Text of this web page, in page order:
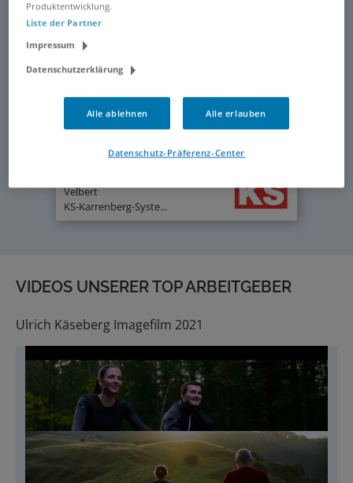
zusammengefasst. Entdecken Sie die Angebote!
Pflegefachkraft (m/w/d) in Teilzeit - Wir
suchen Dich!
Remscheid
Pflege Plus
Technischer Zeichner (m/w/d)
Velbert
KS-Karrenberg-Syste...
VIDEOS UNSERER TOP ARBEITGEBER
Ulrich Käseberg Imagefilm 2021
Produktentwicklung.
Liste der Partner
Impressum
Datenschutzerklärung
Alle ablehnen Alle erlauben
Datenschutz-Präferenz-Center